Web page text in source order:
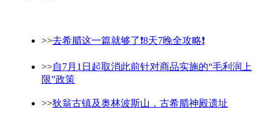
>>去希腊这一篇就够了❗️8天7晚全攻略❗️
>>自7月1日起取消此前针对商品实施的“毛利润上
限”政策
>>狄翁古镇及奥林波斯山，古希腊神殿遗址